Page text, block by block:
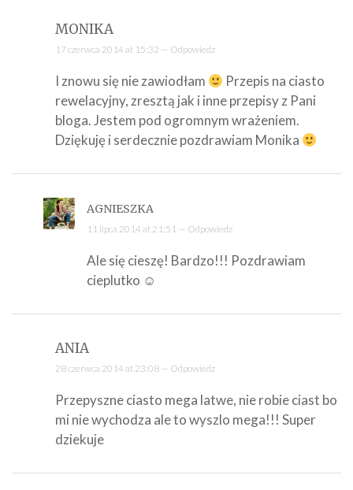
MONIKA
17 czerwca 2014 at 15:32 — Odpowiedz
I znowu się nie zawiodłam
Przepis na ciasto
rewelacyjny, zresztą jak i inne przepisy z Pani
bloga. Jestem pod ogromnym wrażeniem.
Dziękuję i serdecznie pozdrawiam Monika
AGNIESZKA
11 lipca 2014 at 21:51 — Odpowiedz
Ale się cieszę! Bardzo!!! Pozdrawiam
cieplutko ☺
ANIA
28 czerwca 2014 at 23:08 — Odpowiedz
Przepyszne ciasto mega latwe, nie robie ciast bo
mi nie wychodza ale to wyszlo mega!!! Super
dziekuje